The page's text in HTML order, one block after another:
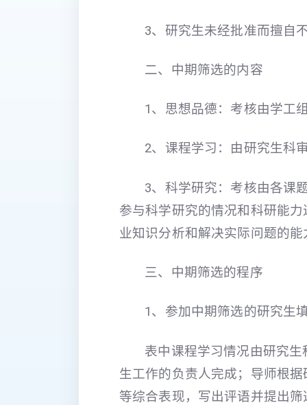
3、研究生未经批准而擅自
二、中期筛选的内容
1、思想品德：考核由学工
2、课程学习：由研究生科
3、科学研究：考核由各课
参与科学研究的情况和科研能
业知识分析和解决实际问题的能
三、中期筛选的程序
1、参加中期筛选的研究生
表中课程学习情况由研究
生工作的负责人完成；导师根
等综合表现，写出评语并提出筛